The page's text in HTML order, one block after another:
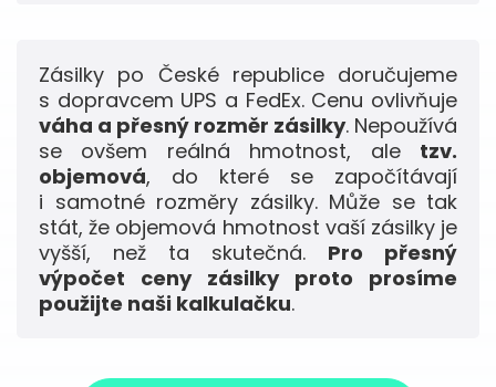
Zásilky po České republice doručujeme
s dopravcem UPS a FedEx. Cenu ovlivňuje
váha a přesný rozměr zásilky. Nepoužívá
se ovšem reálná hmotnost, ale tzv.
objemová, do které se započítávají
i samotné rozměry zásilky. Může se tak
stát, že objemová hmotnost vaší zásilky je
vyšší, než ta skutečná. Pro přesný
výpočet ceny zásilky proto prosíme
použijte naši kalkulačku.